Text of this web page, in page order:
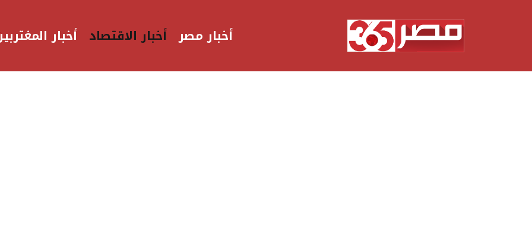
أخبار مصر أخبار الاقتصاد أخبار